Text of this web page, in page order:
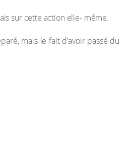
sur cette action elle- même.
mais le fait d’avoir passé du